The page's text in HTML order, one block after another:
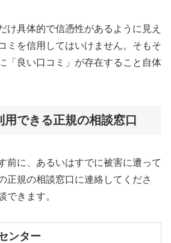
け具体的で信憑性があるように見え
ミを信用してはいけません。そもそ
「良い口コミ」が存在すること自体
できる正規の相談窓口
前に、あるいはすでに被害に遭って
正規の相談窓口に連絡してくださ
できます。
ンター